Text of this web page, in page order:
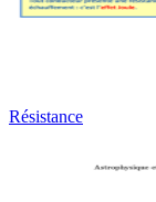
Résistance